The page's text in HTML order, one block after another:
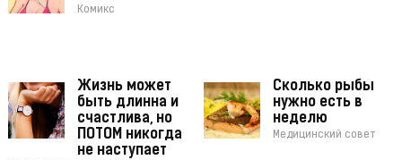
Комикс
Жизнь может
быть длинна и
счастлива, но
ПОТОМ никогда
не наступает
Сколько рыбы
нужно есть в
неделю
Медицинский совет